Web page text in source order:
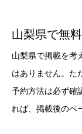
山梨県で無
山梨県で掲載を考
はありません。た
予約方法は必ず確
れば、掲載後のペ